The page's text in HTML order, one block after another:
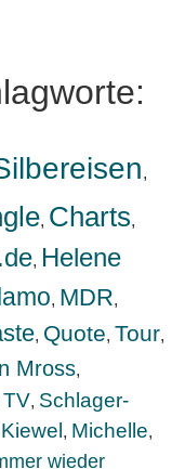
,
, Charts,
, Helene
, MDR,
, Quote, Tour,
Mross,
, Schlager-
, Michelle,
wieder